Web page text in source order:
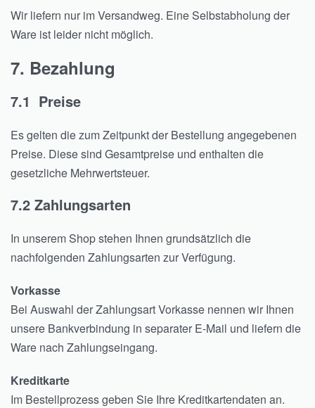
Wir liefern nur im Versandweg. Eine Selbstabholung der
Ware ist leider nicht möglich.
7. Bezahlung
7.1 Preise
Es gelten die zum Zeitpunkt der Bestellung angegebenen
Preise. Diese sind Gesamtpreise und enthalten die
gesetzliche Mehrwertsteuer.
7.2 Zahlungsarten
In unserem Shop stehen Ihnen grundsätzlich die
nachfolgenden Zahlungsarten zur Verfügung.
Vorkasse
Bei Auswahl der Zahlungsart Vorkasse nennen wir Ihnen
unsere Bankverbindung in separater E-Mail und liefern die
Ware nach Zahlungseingang.
Kreditkarte
Im Bestellprozess geben Sie Ihre Kreditkartendaten an.